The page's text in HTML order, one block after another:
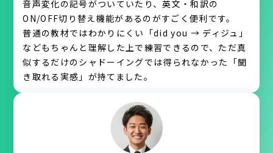
音声変化の記号がついていたり、英文・和訳の
ON/OFF切り替え機能があるのがすごく便利です。
普通の教材ではわかりにくい「did you → ディジュ」
などもちゃんと理解した上で練習できるので、ただ真
似するだけのシャドーイングでは得られなかった「聞
き取れる実感」が持てました。